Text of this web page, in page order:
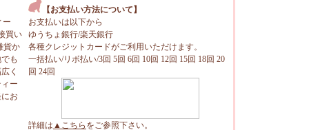
ー
買い
貨か
も
く
ー
お
【お支払い方法について】
お支払いは以下から
ゆうちょ銀行/楽天銀行
各種クレジットカードがご利用いただけます。
一括払い/リボ払い/3回 5回 6回 10回 12回 15回 18回 20
回 24回
詳細は ▲こちら をご参照下さい。